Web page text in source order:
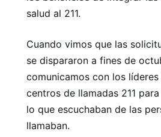
salud al 211.
Cuando vimos que las
se dispararon a fines de
comunicamos con los
centros de llamadas 211
lo que escuchaban de las
llamaban.